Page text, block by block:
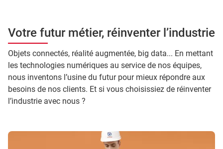
Votre futur métier, réinventer l’industrie
Objets connectés, réalité augmentée, big data... En mettant
les technologies numériques au service de nos équipes,
nous inventons l’usine du futur pour mieux répondre aux
besoins de nos clients. Et si vous choisissiez de réinventer
l’industrie avec nous ?